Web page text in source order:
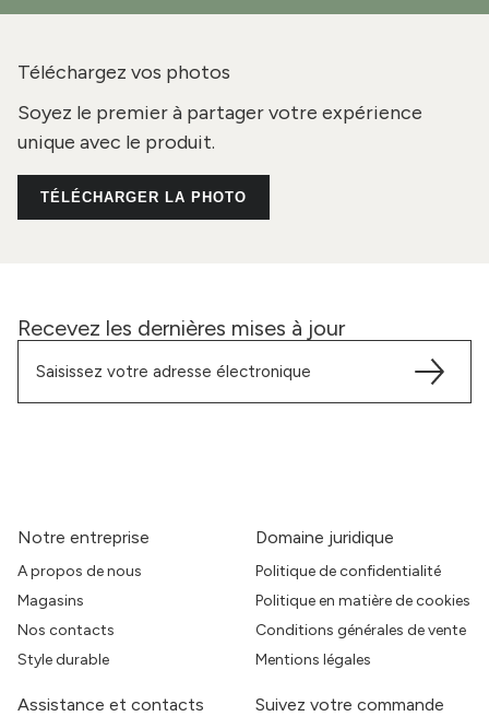
Téléchargez vos photos
Soyez le premier à partager votre expérience
unique avec le produit.
TÉLÉCHARGER LA PHOTO
Recevez les dernières mises à jour
Notre entreprise
A propos de nous
Magasins
Nos contacts
Style durable
Domaine juridique
Politique de confidentialité
Politique en matière de cookies
Conditions générales de vente
Mentions légales
Assistance et contacts Suivez votre commande